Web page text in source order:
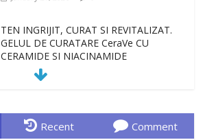
ori o provocare. Idei inedite, cadouri
originale, le puteti avea la Giftspot.ro,
magazinul de cadouri originale. O
alegere buna, Oglinda de baie cu mărire
Antrenati si tonifiati musculatura pentru
Recent Comment